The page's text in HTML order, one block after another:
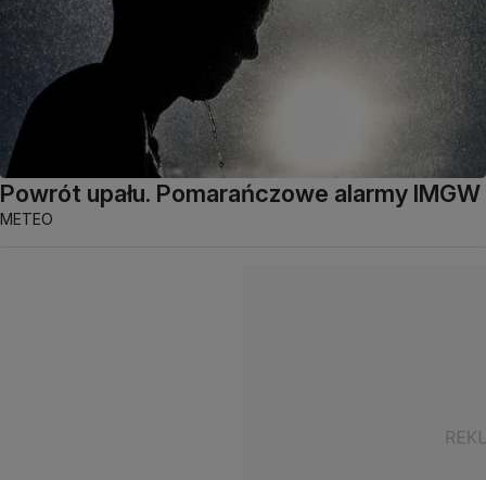
Powrót upału. Pomarańczowe alarmy IMGW
METEO